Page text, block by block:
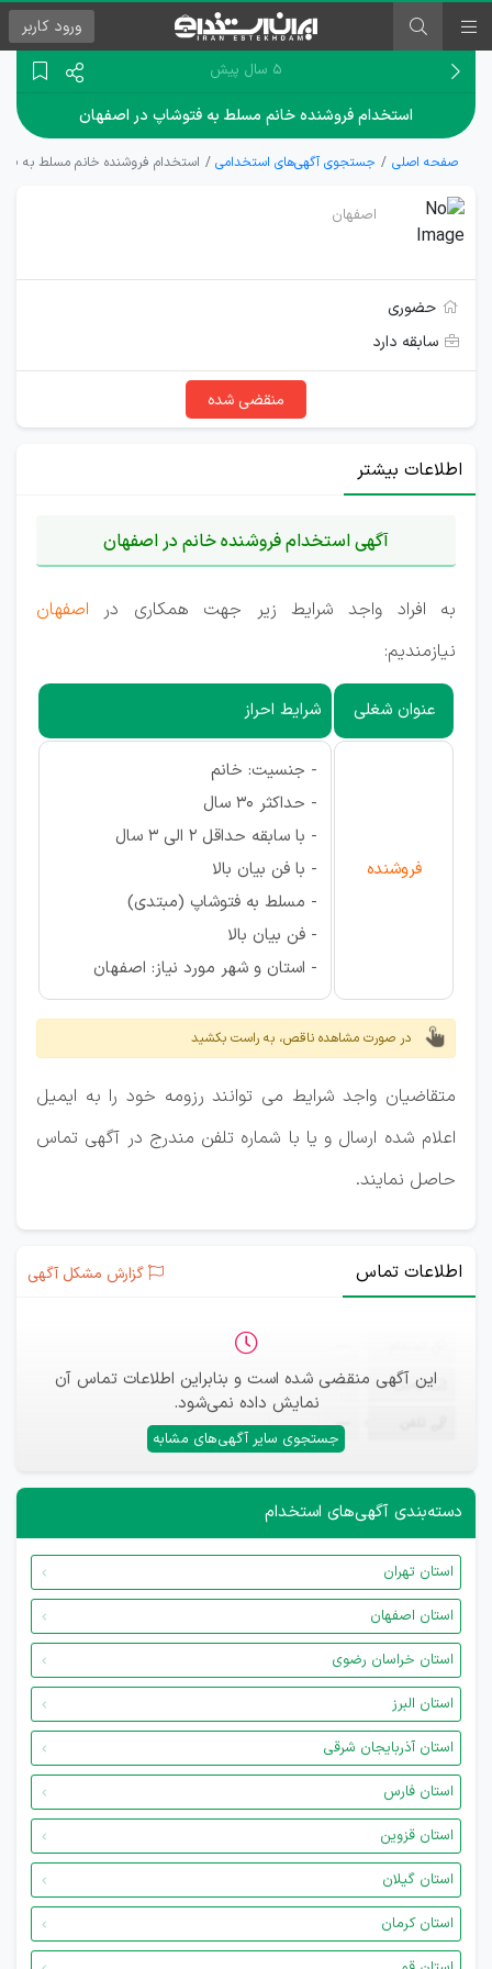
ورود کاربر
۵ سال پیش
استخدام فروشنده خانم مسلط به فتوشاپ در اصفهان
صفحه اصلی جستجوی آگهی‌های استخدامی استخدام فروشنده خانم مسلط به
اصفهان
حضوری
سابقه دارد
منقضی شده
اطلاعات بیشتر
آگهی استخدام فروشنده خانم در اصفهان
به افراد واجد شرایط زیر جهت همکاری در اصفهان
نیازمندیم:
عنوان شغلی شرایط احراز
فروشنده
- جنسیت: خانم
- حداکثر 30 سال
- با سابقه حداقل 2 الی 3 سال
- با فن بیان بالا
- مسلط به فتوشاپ (مبتدی)
- فن بیان بالا
- استان و شهر مورد نیاز: اصفهان
در صورت مشاهده ناقص، به راست بکشید
متقاضیان واجد شرایط می توانند رزومه خود را به ایمیل
اعلام شده ارسال و یا با شماره تلفن مندرج در آگهی تماس
حاصل نمایند.
اطلاعات تماس گزارش مشکل آگهی
این آگهی منقضی شده است و بنابراین اطلاعات تماس آن
نمایش داده نمی‌شود.
جستجوی سایر آگهی‌های مشابه
ایمیل —
—
دسته‌بندی آگهی‌های استخدام
استان تهران
استان اصفهان
استان خراسان رضوی
استان البرز
استان آذربایجان شرقی
استان فارس
استان قزوین
استان گیلان
استان کرمان